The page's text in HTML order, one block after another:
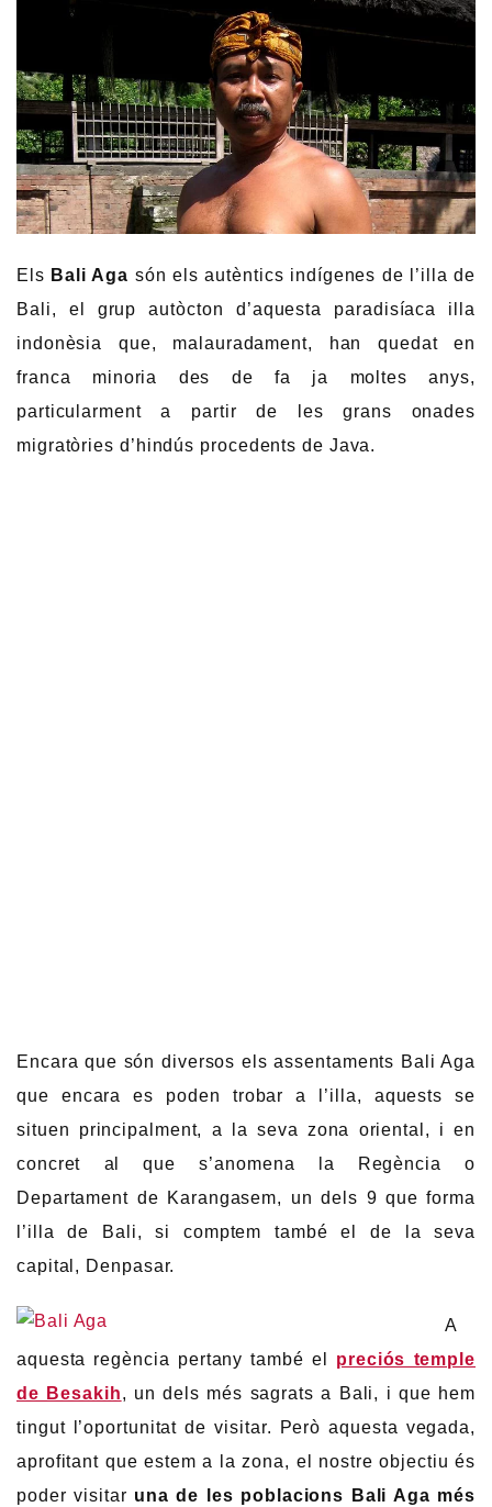
Els Bali Aga són els autèntics indígenes de l’illa de
Bali, el grup autòcton d’aquesta paradisíaca illa
indonèsia que, malauradament, han quedat en
franca minoria des de fa ja moltes anys,
particularment a partir de les grans onades
migratòries d’hindús procedents de Java.
Encara que són diversos els assentaments Bali Aga
que encara es poden trobar a l’illa, aquests se
situen principalment, a la seva zona oriental, i en
concret al que s’anomena la Regència o
Departament de Karangasem, un dels 9 que forma
l’illa de Bali, si comptem també el de la seva
capital, Denpasar.
A
aquesta regència pertany també el preciós temple
de Besakih, un dels més sagrats a Bali, i que hem
tingut l’oportunitat de visitar. Però aquesta vegada,
aprofitant que estem a la zona, el nostre objectiu és
poder visitar una de les poblacions Bali Aga més